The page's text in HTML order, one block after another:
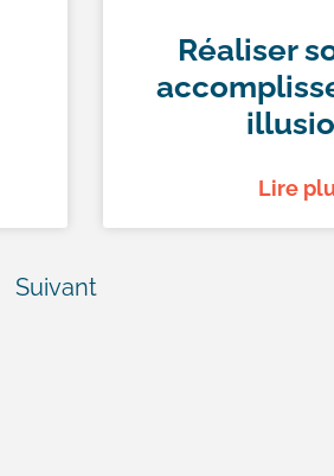
Réaliser
Lire
Suivant